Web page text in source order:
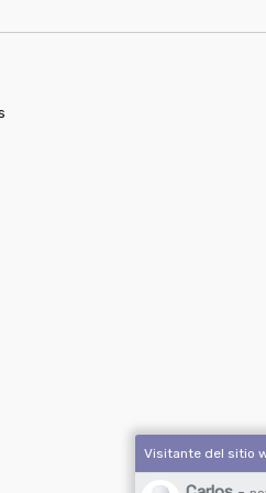
Visitante del sitio